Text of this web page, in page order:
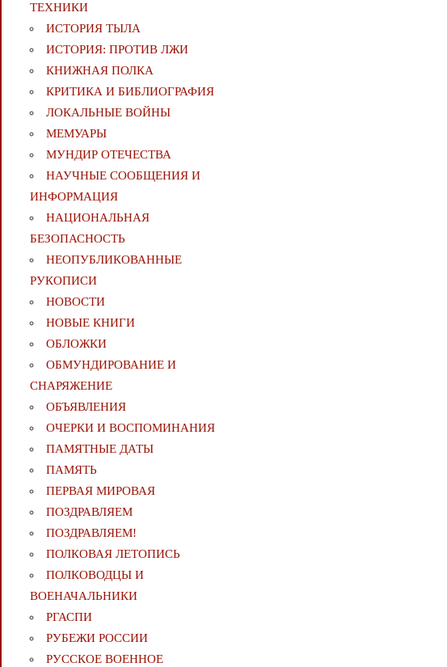
ТЕХНИКИ
ИСТОРИЯ ТЫЛА
ИСТОРИЯ: ПРОТИВ ЛЖИ
КНИЖНАЯ ПОЛКА
КРИТИКА И БИБЛИОГРАФИЯ
ЛОКАЛЬНЫЕ ВОЙНЫ
МЕМУАРЫ
МУНДИР ОТЕЧЕСТВА
НАУЧНЫЕ СООБЩЕНИЯ И
ИНФОРМАЦИЯ
НАЦИОНАЛЬНАЯ
БЕЗОПАСНОСТЬ
НЕОПУБЛИКОВАННЫЕ
РУКОПИСИ
НОВОСТИ
НОВЫЕ КНИГИ
ОБЛОЖКИ
ОБМУНДИРОВАНИЕ И
СНАРЯЖЕНИЕ
ОБЪЯВЛЕНИЯ
ОЧЕРКИ И ВОСПОМИНАНИЯ
ПАМЯТНЫЕ ДАТЫ
ПАМЯТЬ
ПЕРВАЯ МИРОВАЯ
ПОЗДРАВЛЯЕМ
ПОЗДРАВЛЯЕМ!
ПОЛКОВАЯ ЛЕТОПИСЬ
ПОЛКОВОДЦЫ И
ВОЕНАЧАЛЬНИКИ
РГАСПИ
РУБЕЖИ РОССИИ
РУССКОЕ ВОЕННОЕ